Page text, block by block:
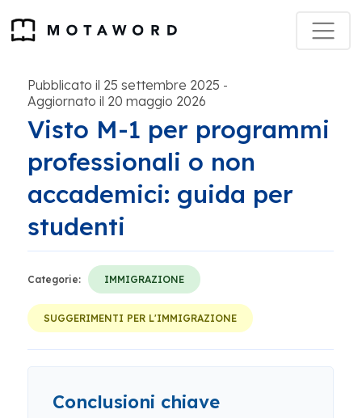
Pubblicato il 25 settembre 2025 -
Aggiornato il 20 maggio 2026
Visto M-1 per programmi
professionali o non
accademici: guida per
studenti
Categorie: IMMIGRAZIONE
SUGGERIMENTI PER L'IMMIGRAZIONE
Conclusioni chiave